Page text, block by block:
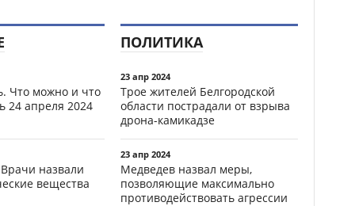
Что можно и что
24 апреля 2024
назвали
вещества
ПОЛИТИКА
23 апр 2024
Трое жителей Белгородской
области пострадали от взрыва
дрона-камикадзе
23 апр 2024
Медведев назвал меры,
позволяющие максимально
противодействовать агрессии